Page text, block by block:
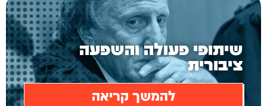
תכנון ובניית מדיניות